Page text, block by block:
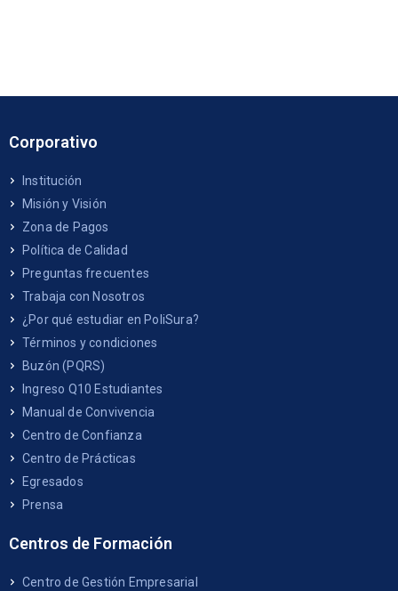
Corporativo
Institución
Misión y Visión
Zona de Pagos
Política de Calidad
Preguntas frecuentes
Trabaja con Nosotros
¿Por qué estudiar en PoliSura?
Términos y condiciones
Buzón (PQRS)
Ingreso Q10 Estudiantes
Manual de Convivencia
Centro de Confianza
Centro de Prácticas
Egresados
Prensa
Centros de Formación
Centro de Gestión Empresarial